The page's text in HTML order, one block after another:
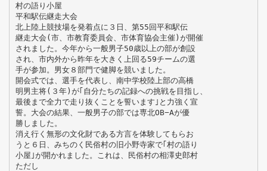
村の語り小屋
平和駅伝継走大会
北上陸上競技場を発着点に３日、第55回平和駅伝
継走大会(市、市教育委員会、市体育協会主催)が開催
されました。今年から一般男子50歳以上の部が創設
され、市内外から昨年を大きく上回る59チームの選
手が参加。男女８部門で健脚を競いました。
開会式では、選手を代表し、南中学校陸上部の高橋
明男主将(３年)が｢自分たちの記録への挑戦を目指し、
最後まで全力で走り抜くことを誓います｣と力強く宣
誓。大会の結果、一般男子の部では専北OB−Aが優
勝しました。
消え行く無形の文化財である方言を体験してもらお
うと６日、みちのく民俗村の旧小野寺家で｢村の語り
小屋｣が開かれました。これは、民俗村の相澤史郎村
ただし